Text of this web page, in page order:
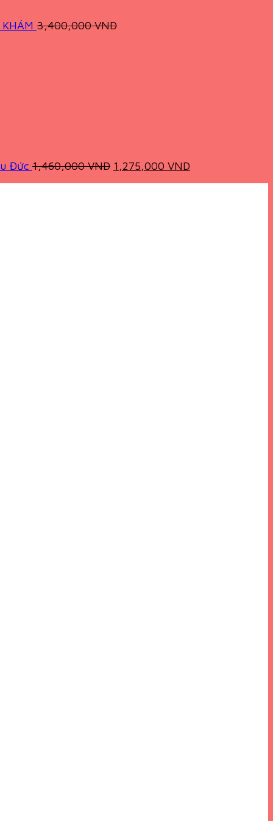
3,400,000VND
Đức 1,460,000VND 1,275,000 VND